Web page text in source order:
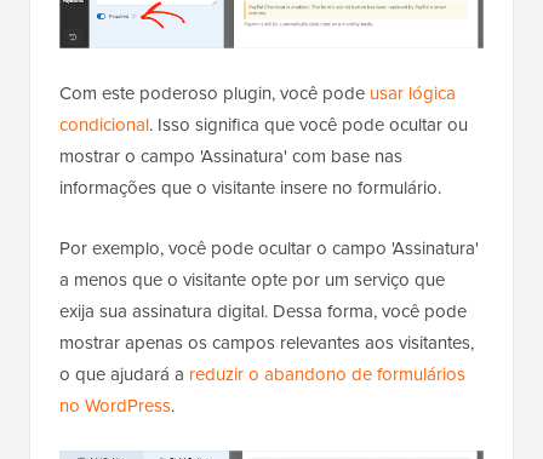
Com este poderoso plugin, você pode usar lógica
condicional. Isso significa que você pode ocultar ou
mostrar o campo 'Assinatura' com base nas
informações que o visitante insere no formulário.
Por exemplo, você pode ocultar o campo 'Assinatura'
a menos que o visitante opte por um serviço que
exija sua assinatura digital. Dessa forma, você pode
mostrar apenas os campos relevantes aos visitantes,
o que ajudará a reduzir o abandono de formulários
no WordPress.